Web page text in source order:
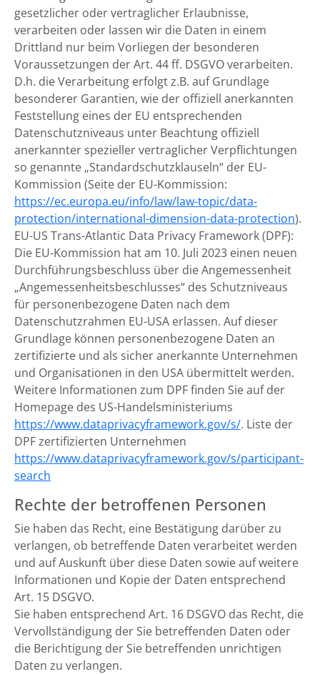
gesetzlicher oder vertraglicher Erlaubnisse,
verarbeiten oder lassen wir die Daten in einem
Drittland nur beim Vorliegen der besonderen
Voraussetzungen der Art. 44 ff. DSGVO verarbeiten.
D.h. die Verarbeitung erfolgt z.B. auf Grundlage
besonderer Garantien, wie der offiziell anerkannten
Feststellung eines der EU entsprechenden
Datenschutzniveaus unter Beachtung offiziell
anerkannter spezieller vertraglicher Verpflichtungen
so genannte „Standardschutzklauseln“ der EU-
Kommission (Seite der EU-Kommission:
https://ec.europa.eu/info/law/law-topic/data-
protection/international-dimension-data-protection).
EU-US Trans-Atlantic Data Privacy Framework (DPF):
Die EU-Kommission hat am 10. Juli 2023 einen neuen
Durchführungsbeschluss über die Angemessenheit
„Angemessenheitsbeschlusses“ des Schutzniveaus
für personenbezogene Daten nach dem
Datenschutzrahmen EU-USA erlassen. Auf dieser
Grundlage können personenbezogene Daten an
zertifizierte und als sicher anerkannte Unternehmen
und Organisationen in den USA übermittelt werden.
Weitere Informationen zum DPF finden Sie auf der
Homepage des US-Handelsministeriums
https://www.dataprivacyframework.gov/s/. Liste der
DPF zertifizierten Unternehmen
https://www.dataprivacyframework.gov/s/participant-
search
Rechte der betroffenen Personen
Sie haben das Recht, eine Bestätigung darüber zu
verlangen, ob betreffende Daten verarbeitet werden
und auf Auskunft über diese Daten sowie auf weitere
Informationen und Kopie der Daten entsprechend
Art. 15 DSGVO.
Sie haben entsprechend Art. 16 DSGVO das Recht, die
Vervollständigung der Sie betreffenden Daten oder
die Berichtigung der Sie betreffenden unrichtigen
Daten zu verlangen.